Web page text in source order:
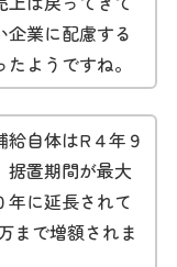
業に配慮する
ようですね。
自体はR４年９
据置期間が最大
年に延長されて
まで増額されま